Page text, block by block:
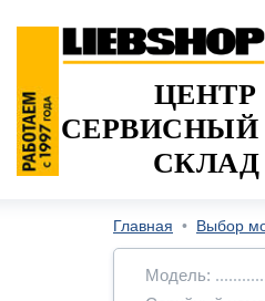
ЦЕНТР
СЕРВИСНЫЙ
СКЛАД
Главная • Выбор
Модель: